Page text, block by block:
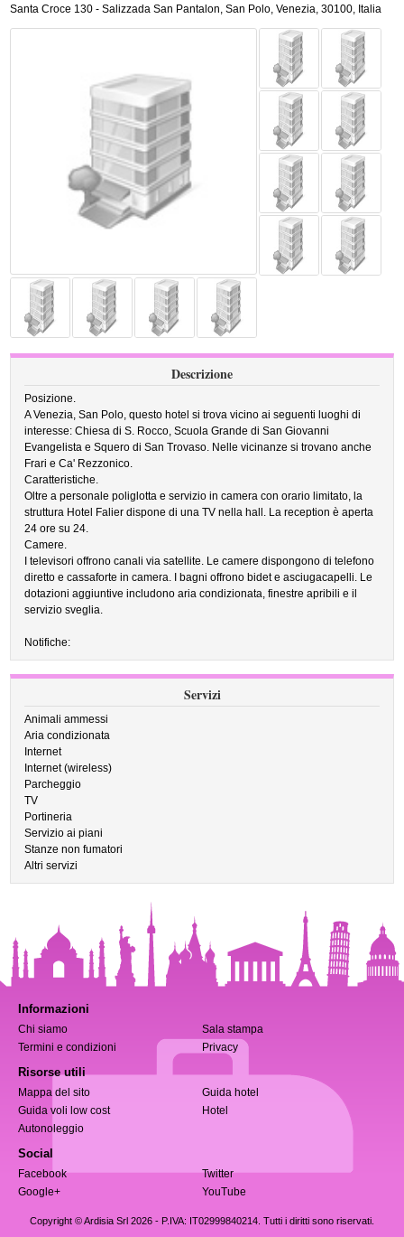
Santa Croce 130 - Salizzada San Pantalon,San Polo, Venezia,30100, Italia
Descrizione
Posizione.
A Venezia, San Polo, questo hotel si trova vicino ai seguenti luoghi di
interesse: Chiesa di S. Rocco, Scuola Grande di San Giovanni
Evangelista e Squero di San Trovaso. Nelle vicinanze si trovano anche
Frari e Ca' Rezzonico.
Caratteristiche.
Oltre a personale poliglotta e servizio in camera con orario limitato, la
struttura Hotel Falier dispone di una TV nella hall. La reception è aperta
24 ore su 24.
Camere.
I televisori offrono canali via satellite. Le camere dispongono di telefono
diretto e cassaforte in camera. I bagni offrono bidet e asciugacapelli. Le
dotazioni aggiuntive includono aria condizionata, finestre apribili e il
servizio sveglia.
Notifiche:
Servizi
Animali ammessi
Aria condizionata
Internet
Internet (wireless)
Parcheggio
TV
Portineria
Servizio ai piani
Stanze non fumatori
Altri servizi
Informazioni
Chi siamo
Sala stampa
Termini e condizioni
Privacy
Risorse utili
Mappa del sito
Guida hotel
Guida voli low cost
Hotel
Autonoleggio
Social
Facebook
Twitter
Google+
YouTube
Copyright © Ardisia Srl 2026 - P.IVA: IT02999840214. Tutti i diritti sono riservati.